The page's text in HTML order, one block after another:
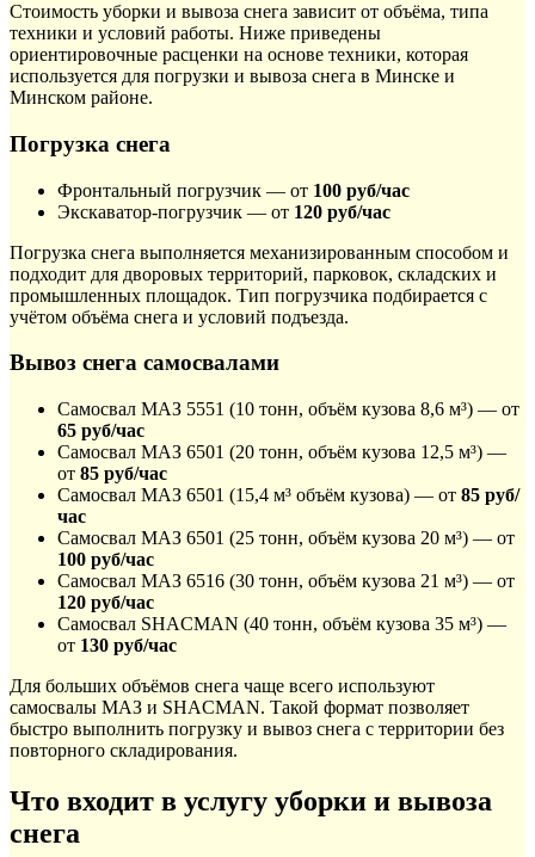
Стоимость уборки и вывоза снега зависит от объёма, типа
техники и условий работы. Ниже приведены
ориентировочные расценки на основе техники, которая
используется для погрузки и вывоза снега в Минске и
Минском районе.
Погрузка снега
Фронтальный погрузчик — от 100 руб/час
Экскаватор-погрузчик — от 120 руб/час
Погрузка снега выполняется механизированным способом и
подходит для дворовых территорий, парковок, складских и
промышленных площадок. Тип погрузчика подбирается с
учётом объёма снега и условий подъезда.
Вывоз снега самосвалами
Самосвал МАЗ 5551 (10 тонн, объём кузова 8,6 м³) — от
65 руб/час
Самосвал МАЗ 6501 (20 тонн, объём кузова 12,5 м³) —
от 85 руб/час
Самосвал МАЗ 6501 (15,4 м³ объём кузова) — от 85 руб/
час
Самосвал МАЗ 6501 (25 тонн, объём кузова 20 м³) — от
100 руб/час
Самосвал МАЗ 6516 (30 тонн, объём кузова 21 м³) — от
120 руб/час
Самосвал SHACMAN (40 тонн, объём кузова 35 м³) —
от 130 руб/час
Для больших объёмов снега чаще всего используют
самосвалы МАЗ и SHACMAN. Такой формат позволяет
быстро выполнить погрузку и вывоз снега с территории без
повторного складирования.
Что входит в услугу уборки и вывоза
снега